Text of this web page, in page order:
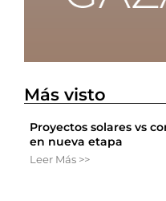
Más visto
Proyectos solares vs
en nueva etapa
Leer Más >>